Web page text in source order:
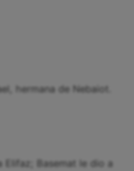
hermana de Nebaiot.
Elifaz; Basemat le dio a